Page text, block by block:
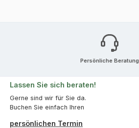
Persönliche Beratung
Lassen Sie sich beraten!
Gerne sind wir für Sie da.
Buchen Sie einfach Ihren
persönlichen Termin